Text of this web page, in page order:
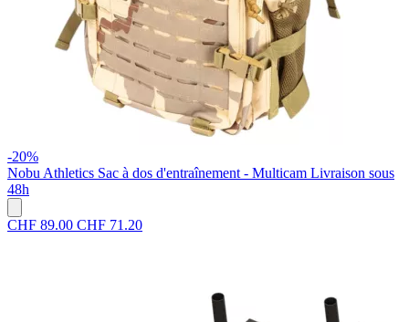
-20%
Nobu Athletics Sac à dos d'entraînement - Multicam Livraison sous
48h
CHF 89.00 CHF 71.20